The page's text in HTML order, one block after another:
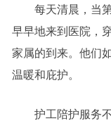
每天清晨，当第
早早地来到医院，
家属的到来。他们
温暖和庇护。
护工陪护服务不